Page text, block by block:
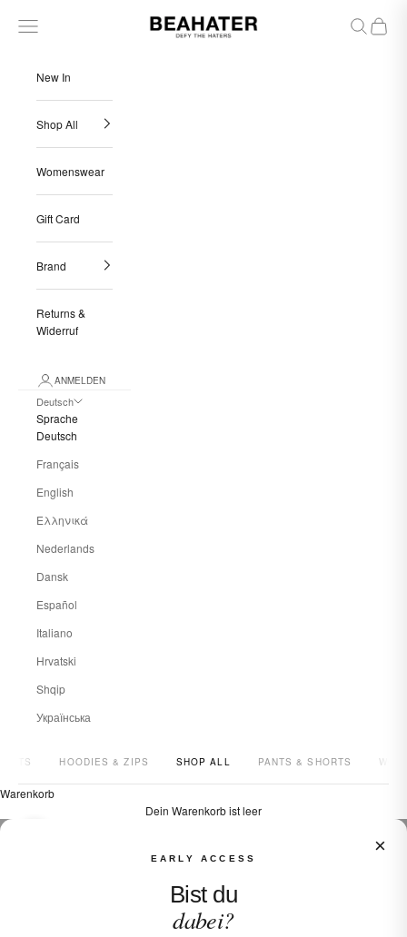
BEAHATER
Menü Suchen
New In
Shop All
Womenswear
Gift Card
Brand
Returns &
Widerruf
ANMELDEN
Deutsch
Sprache
Deutsch
Français
English
Ελληνικά
Nederlands
Dansk
Español
Italiano
Hrvatski
Shqip
Українська
HOODIES & ZIPS SHOP ALL PANTS & SHORTS
Warenkorb
Dein Warenkorb ist leer
×
EARLY ACCESS
Bist du
dabei?